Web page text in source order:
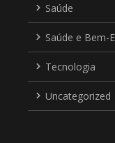
Saúde
Saúde e Bem-
Tecnologia
Uncategorized